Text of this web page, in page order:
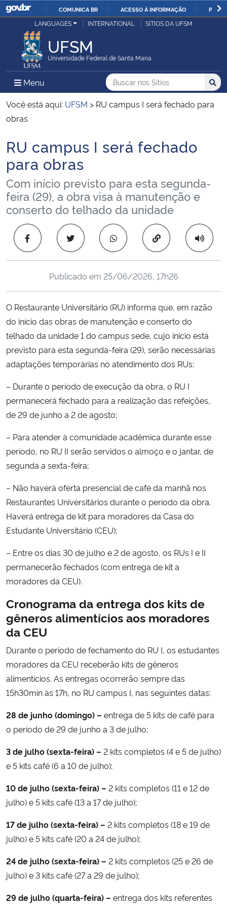
IR
COMUNICA BR ACESSO À INFORMAÇÃO
Ministério da Justiça e Segurança Pública
Ministério da Defesa
Ministério das Relações Exteriores
Ministério da Infraestrutura
Ministério da Agricultura, Pecuária e Abastecimento
Ministério da Educação
Ministério da Cidadania
Ministério da Saúde
Ministério de Minas e Energia
Ministério do Turismo
Ministério do Desenvolvimento Regional
Ministério da Mulher, da Família e dos Direitos Humanos
Secretaria de Governo
Gabinete de Segurança Institucional
Advocacia-Geral da União
Banco Central do Brasil
LANGUAGES INTERNATIONAL SÍTIOS DA UFSM
UFSM
Universidade Federal de Santa Maria
Menu Menu Principal do Sítio
Busca
Buscar no nos Sítios
Busca:
Você está aqui: UFSM > RU campus I será fechado para
obras
Início do conteúdo
RU campus I será fechado
para obras
Com início previsto para esta segunda-
feira (29), a obra visa à manutenção e
conserto do telhado da unidade
Copiar para área
Publicado em 25/06/2026, 17h26
O Restaurante Universitário (RU) informa que, em razão
do início das obras de manutenção e conserto do
telhado da unidade 1 do campus sede, cujo início está
previsto para esta segunda-feira (29), serão necessárias
adaptações temporárias no atendimento dos RUs:
– Durante o período de execução da obra, o RU I
permanecerá fechado para a realização das refeições,
de 29 de junho a 2 de agosto;
– Para atender à comunidade acadêmica durante esse
período, no RU II serão servidos o almoço e o jantar, de
segunda a sexta-feira;
– Não haverá oferta presencial de café da manhã nos
Restaurantes Universitários durante o período da obra.
Haverá entrega de kit para moradores da Casa do
Estudante Universitário (CEU);
– Entre os dias 30 de julho e 2 de agosto, os RUs I e II
permanecerão fechados (com entrega de kit a
moradores da CEU).
Cronograma da entrega dos kits de
gêneros alimentícios aos moradores
da CEU
Durante o período de fechamento do RU I, os estudantes
moradores da CEU receberão kits de gêneros
alimentícios. As entregas ocorrerão sempre das
15h30min às 17h, no RU campus I, nas seguintes datas:
28 de junho (domingo) – entrega de 5 kits de café para
o período de 29 de junho a 3 de julho;
3 de julho (sexta-feira) – 2 kits completos (4 e 5 de julho)
e 5 kits café (6 a 10 de julho);
10 de julho (sexta-feira) – 2 kits completos (11 e 12 de
julho) e 5 kits café (13 a 17 de julho);
17 de julho (sexta-feira) – 2 kits completos (18 e 19 de
julho) e 5 kits café (20 a 24 de julho);
24 de julho (sexta-feira) – 2 kits completos (25 e 26 de
julho) e 3 kits café (27 a 29 de julho);
29 de julho (quarta-feira) – entrega dos kits referentes